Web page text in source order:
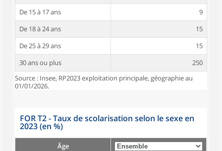
De 15 à 17 ans
9
De 18 à 24 ans
15
De 25 à 29 ans
15
30 ans ou plus
250
Source : Insee, RP2023 exploitation principale, géographie au
01/01/2026.
FOR T2 - Taux de scolarisation selon le sexe en
2023 (en %)
Âge